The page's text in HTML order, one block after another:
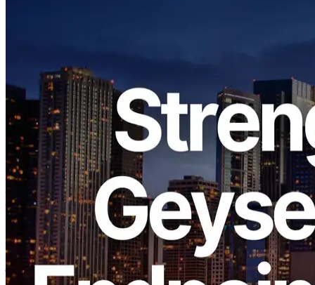
ELSOUL LABO B.V. (Head-day): Amsterdamनीदरलैंड्स; सीईओ:
Fumitake कावासाकी) और Validators DAO के लिए विस्तारित नोड क्षमता है
ERPC’s Solana Geyser gRPC में साझा समापन बिंदु Chicago और दूर बिंदु
क्षेत्रों। उत्तर अमेरिका और वैश्विक स्तर पर तेजी से बढ़ती पहुंच मांग से प्रेरित
होकर, यह विस्तार संयुक्त राज्य अमेरिका में कनेक्शन स्थिरता और थ्रूपुट में
काफी सुधार हुआ है।
उन्नत नोड्स नवीनतम 5 वीं पीढ़ी द्वारा संचालित उच्च प्रदर्शन विन्यास को
अपनाते हैं AMD EPYC सीपीयू। पिछले विन्यास की तुलना में, प्रसंस्करण
क्षमता और थ्रूपुट दोनों ने आगे सुधार किया है, जिससे तेजी से और अधिक
स्थिर डेटा हैंडलिंग सक्षम हो गया है।
पृष्ठभूमि